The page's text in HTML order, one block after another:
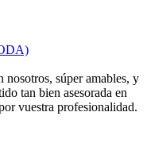
nosotros, súper amables, y
tan bien asesorada en
vuestra profesionalidad.